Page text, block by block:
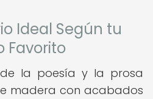
Ideal Según tu
Favorito
la poesía y la prosa
madera con acabados